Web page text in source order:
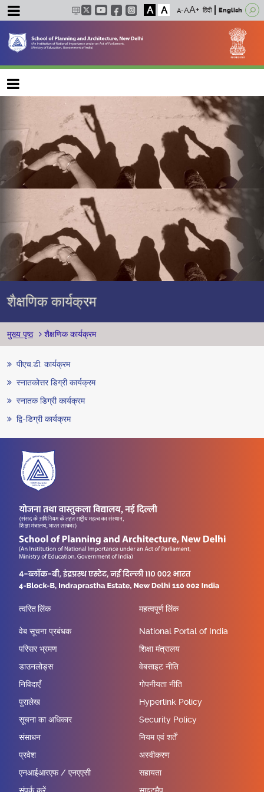
A A हिंदी English
Main navigation
शैक्षणिक कार्यक्रम
पग चिन्ह
मुख्य पृष्ठ शैक्षणिक कार्यक्रम
पीएच.डी. कार्यक्रम
स्नातकोत्तर डिग्री कार्यक्रम
स्नातक डिग्री कार्यक्रम
द्वि-डिग्री कार्यक्रम
त्वरित लिंक
वेब सूचना प्रबंधक
परिसर भ्रमण
डाउनलोड्स
निविदाएँ
पुरालेख
सूचना का अधिकार
संसाधन
प्रवेश
एनआईआरएफ / एनएएसी
महत्वपूर्ण लिंक
National Portal of India
शिक्षा मंत्रालय
वेबसाइट नीति
गोपनीयता नीति
Hyperlink Policy
Security Policy
नियम एवं शर्तें
अस्वीकरण
सहायता